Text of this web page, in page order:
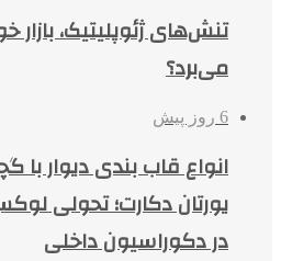
تنش‌های ژئوپلیتیک،
می‌برد؟
6 روز پیش
انواع قاب بندی دیوار
یورتان دکارت؛ تحولی
در دکوراسیون داخلی